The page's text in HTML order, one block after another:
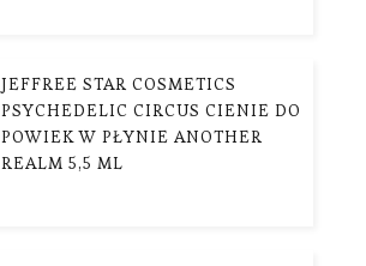
JEFFREE STAR COSMETICS
PSYCHEDELIC CIRCUS CIENIE DO
POWIEK W PŁYNIE ANOTHER
REALM 5,5 ML